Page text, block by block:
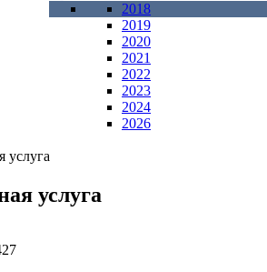
2018
2019
2020
2021
2022
2023
2024
2026
услуга
услуга